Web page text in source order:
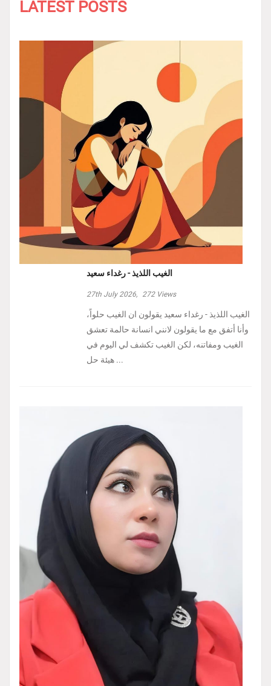
LATEST POSTS
الغيب اللذيذ - رغداء سعيد
27th July 2026, 272Views
الغيب اللذيذ - رغداء سعيد يقولون ان الغيب حلواً،
وأنا أتفق مع ما يقولون لانني انسانة حالمة تعشق
الغيب ومفاتنه، لكن الغيب تكشف لي اليوم في
هيئة حل ...